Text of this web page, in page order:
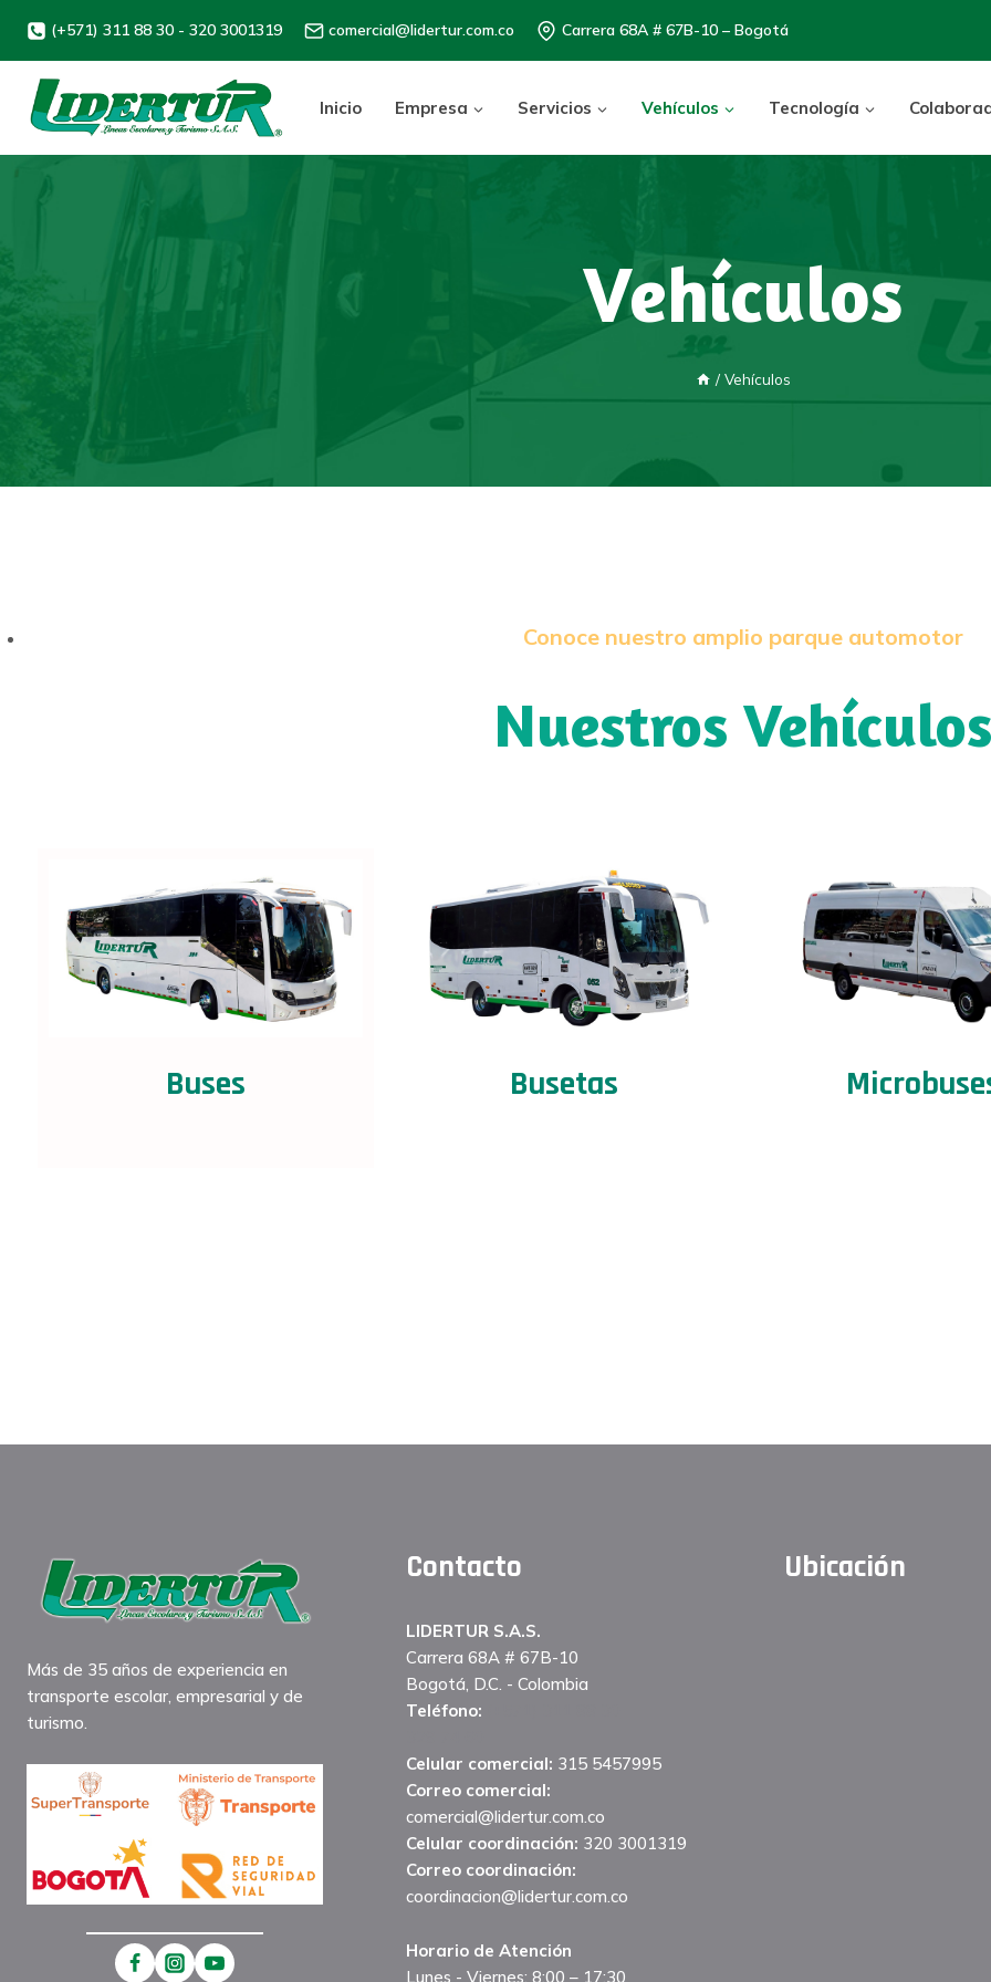
(+571) 311 88 30 - 320 3001319 comercial@lidertur.com.co Carrera 68A # 67B-10 – Bogotá
Inicio Empresa Servicios Vehículos Tecnología
Vehículos
/ Vehículos
Conoce nuestro amplio parque automotor
Nuestros Vehículos
Buses Busetas
Más de 35 años de experiencia en
transporte escolar, empresarial y de
turismo.
Contacto
LIDERTUR S.A.S.
Carrera 68A # 67B-10
Bogotá, D.C. - Colombia
Teléfono:
Celular comercial: 315 5457995
Correo comercial:
comercial@lidertur.com.co
Celular coordinación: 320 3001319
Correo coordinación:
coordinacion@lidertur.com.co
Horario de Atención
Lunes - Viernes: 8:00 – 17:30
Ubicación